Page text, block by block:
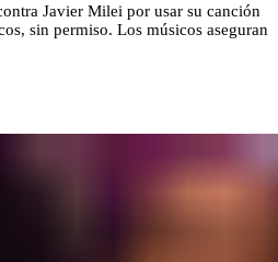
Javier Milei por usar su canción
sin permiso. Los músicos aseguran